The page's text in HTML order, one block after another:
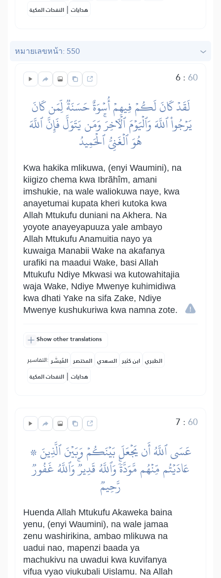
النفحات المكية | هدايات
หมายเลขหน้า: 550
6:60
لَقَدۡ كَانَ لَكُمۡ فِيهِمۡ أُسۡوَةٌ حَسَنَةٞ لِّمَن كَانَ
يَرۡجُواْ ٱللَّهَ وَٱلۡيَوۡمَ ٱلۡأٓخِرَۚ وَمَن يَتَوَلَّ فَإِنَّ ٱللَّهَ
هُوَ ٱلۡغَنِيُّ ٱلۡحَمِيدُ
Kwa hakika mlikuwa, (enyi Waumini), na
kiigizo chema kwa Ibrãhîm, amani
imshukie, na wale waliokuwa naye, kwa
anayetumai kupata kheri kutoka kwa
Allah Mtukufu duniani na Akhera. Na
yoyote anayeyapuuza yale ambayo
Allah Mtukufu Anamuitia nayo ya
kuwaiga Manabii Wake na akafanya
urafiki na maadui Wake, basi Allah
Mtukufu Ndiye Mkwasi wa kutowahitajia
waja Wake, Ndiye Mwenye kuhimidiwa
kwa dhati Yake na sifa Zake, Ndiye
Mwenye kushukuriwa kwa namna zote.
Show other translations
التفاسير: المُيسَّر المختصر السعدي ابن كثير الطبري
النفحات المكية | هدايات
7 :60
۞ عَسَى ٱللَّهُ أَن يَجۡعَلَ بَيۡنَكُمۡ وَبَيۡنَ ٱلَّذِينَ
عَادَيۡتُم مِّنۡهُم مَّوَدَّةٗۚ وَٱللَّهُ قَدِيرٞۚ وَٱللَّهُ غَفُورٞ
رَّحِيمٞ
Huenda Allah Mtukufu Akaweka baina
yenu, (enyi Waumini), na wale jamaa
zenu washirikina, ambao mlikuwa na
uadui nao, mapenzi baada ya
machukivu na uwadui kwa kuvifanya
vifua vyao viukubali Uislamu. Na Allah